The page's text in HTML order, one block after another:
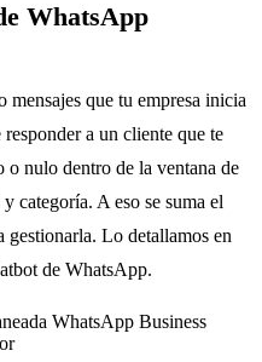
WhatsApp
mensajes que tu empresa inicia
a un cliente que te
o nulo dentro de la ventana de
categoría. A eso se suma el
gestionarla. Lo detallamos en
de WhatsApp.
WhatsApp Business